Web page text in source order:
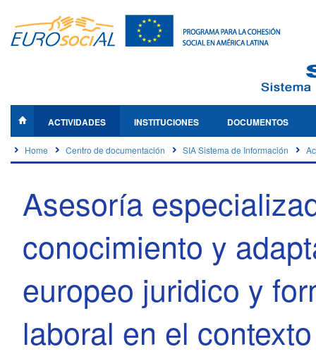
ACTIVIDADES INSTITUCIONES DOCUMENTOS
Home Centro de documentación SIA Sistema de Información
Asesoría
conocimiento y
europeo juridico y
laboral en el